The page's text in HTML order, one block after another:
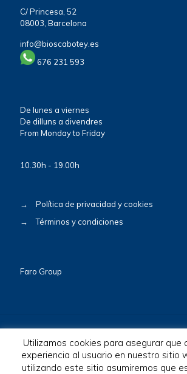
C/ Princesa, 52
08003, Barcelona
info@bioscabotey.es
676 231 593
De lunes a viernes
De dilluns a divendres
From Monday to Friday
10.30h - 19.00h
→
Política de privacidad y cookies
→
Términos y condiciones
Faro Group
© 2026 BioscaBotey. All Rights
Utilizamos cookies para asegurar que
experiencia al usuario en nuestro sitio
utilizando este sitio asumiremos que